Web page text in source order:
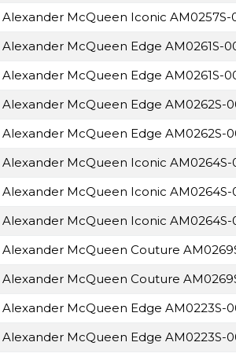
Alexander McQueen Iconic AM0257S-
McQueen Edge AM0261S-
McQueen Edge AM0261S-
McQueen Edge AM0262S-
McQueen Edge AM0262S-
McQueen Iconic AM0264S-
Alexander McQueen Iconic AM0264S-
Alexander McQueen Iconic AM0264S-
McQueen Couture
Alexander McQueen Couture
McQueen Edge AM0223S-
McQueen Edge AM0223S-